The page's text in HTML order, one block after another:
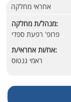
אחראי מחלקה
מנהל/ת מחלקה:
פרופ' רפעת ספדי
אח/ות אחראי/ת:
ראמי גנטוס